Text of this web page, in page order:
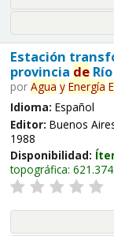
Estación
provincia de
por Agua y Energía
Idioma: Español
Editor: Buenos
1988
Disponibilidad:
topográfica: